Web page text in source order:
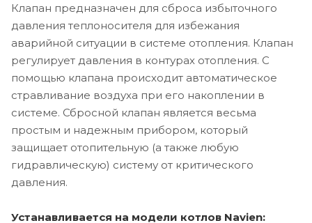
Клапан предназначен для сброса избыточного
давления теплоносителя для избежания
аварийной ситуации в системе отопления. Клапан
регулирует давления в контурах отопления. С
помощью клапана происходит автоматическое
стравливание воздуха при его накоплении в
системе. Сбросной клапан является весьма
простым и надежным прибором, который
защищает отопительную (а также любую
гидравлическую) систему от критического
давления.
Устанавливается на модели котлов Navien: